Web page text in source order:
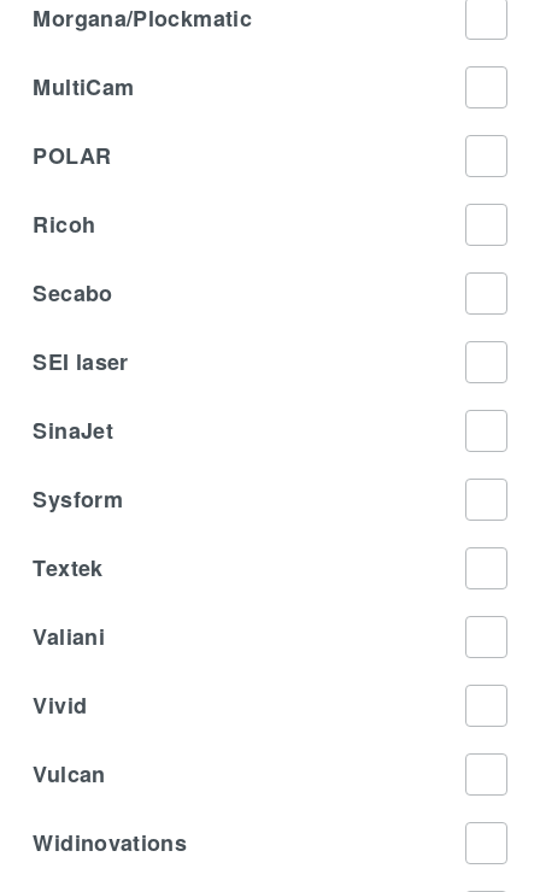
Morgana/Plockmatic
MultiCam
POLAR
Ricoh
Secabo
SEI laser
SinaJet
Sysform
Textek
Valiani
Vivid
Vulcan
Widinovations